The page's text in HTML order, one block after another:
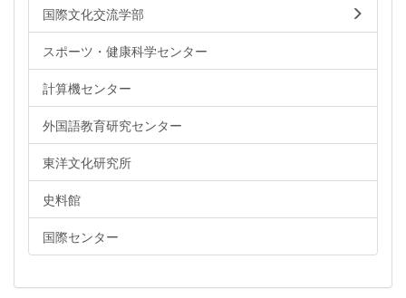
国際文化交流学部
スポーツ・健康科学センター
計算機センター
外国語教育研究センター
東洋文化研究所
史料館
国際センター